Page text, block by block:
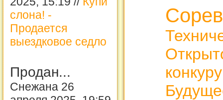
слона! -
Продается
выездковое седло
Продан...
Снежана 26